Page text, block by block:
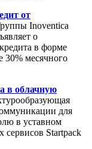
от
Inoventica
о
в форме
30% месячного
в облачную
для
в уставном
сервисов Startpack